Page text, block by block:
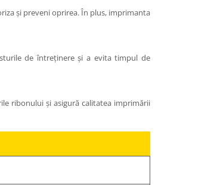
și preveni oprirea. În plus, imprimanta
de întreținere și a evita timpul de
ribonului și asigură calitatea imprimării